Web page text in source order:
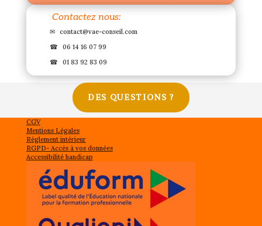
Contactez nous:
✉ contact@vae-conseil.com
☎
06 14 16 07 99
☎
01 83 92 83 09
DES QUESTIONS ?
CGV
Mentions Légales
Règlement intérieur
RGPD- Accès à vos données
Accessibilité handicap